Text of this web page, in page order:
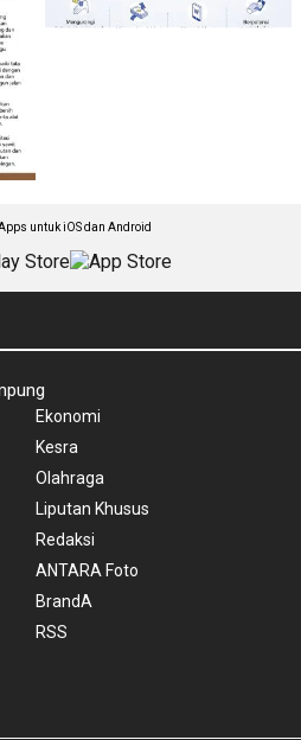
untuk iOS dan Android
Ekonomi
Kesra
Olahraga
Liputan Khusus
Redaksi
ANTARA Foto
BrandA
RSS